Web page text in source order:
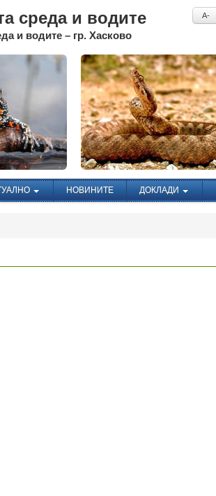
среда и водите
и водите – гр. Хасково
A-
НОВИНИТЕ ДОКЛАДИ